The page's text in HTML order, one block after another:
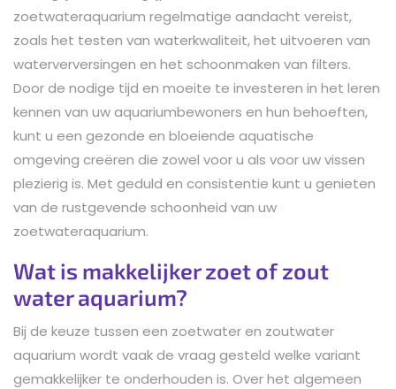
zoetwateraquarium regelmatige aandacht vereist,
zoals het testen van waterkwaliteit, het uitvoeren van
waterverversingen en het schoonmaken van filters.
Door de nodige tijd en moeite te investeren in het leren
kennen van uw aquariumbewoners en hun behoeften,
kunt u een gezonde en bloeiende aquatische
omgeving creëren die zowel voor u als voor uw vissen
plezierig is. Met geduld en consistentie kunt u genieten
van de rustgevende schoonheid van uw
zoetwateraquarium.
Wat is makkelijker zoet of zout
water aquarium?
Bij de keuze tussen een zoetwater en zoutwater
aquarium wordt vaak de vraag gesteld welke variant
gemakkelijker te onderhouden is. Over het algemeen